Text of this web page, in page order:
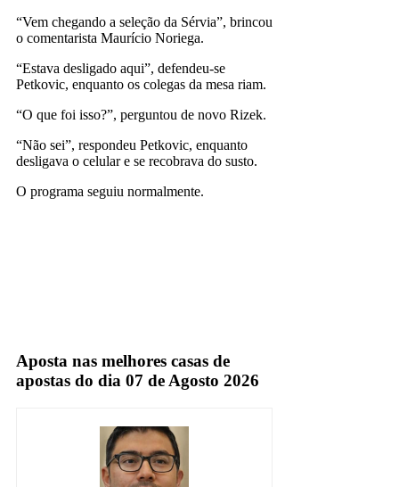
“Vem chegando a seleção da Sérvia”, brincou
o comentarista Maurício Noriega.
“Estava desligado aqui”, defendeu-se
Petkovic, enquanto os colegas da mesa riam.
“O que foi isso?”, perguntou de novo Rizek.
“Não sei”, respondeu Petkovic, enquanto
desligava o celular e se recobrava do susto.
O programa seguiu normalmente.
Aposta nas melhores casas de
apostas do dia 07 de Agosto 2026